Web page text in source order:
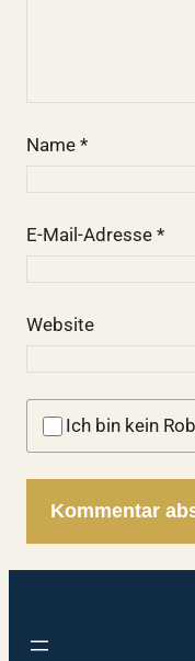
Name *
E-Mail-Adresse *
Website
Ich bin kein